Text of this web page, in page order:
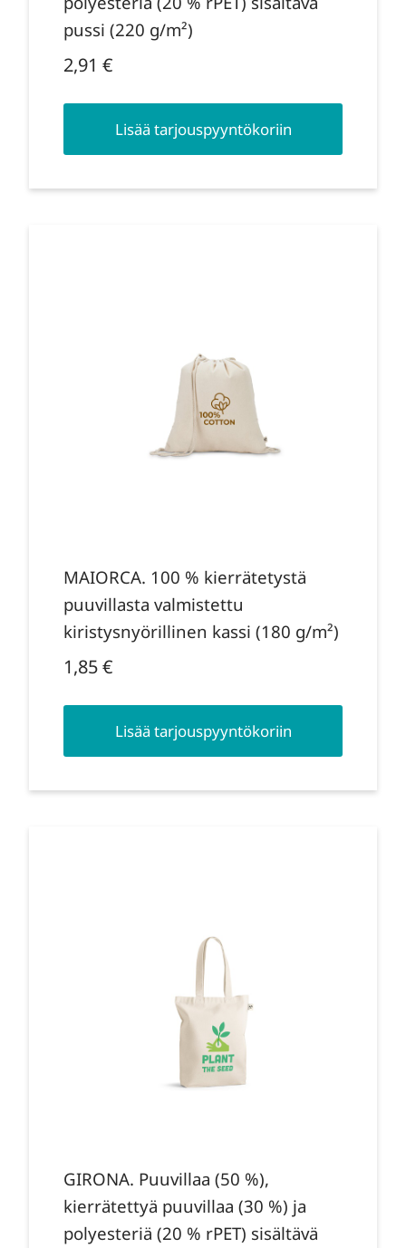
pussi (220 g/m²)
2,91 €
Lisää tarjouspyyntökoriin
MAIORCA. 100 % kierrätetystä
puuvillasta valmistettu
kiristysnyörillinen kassi (180 g/m²)
1,85€
Lisää tarjouspyyntökoriin
GIRONA. Puuvillaa (50 %),
kierrätettyä puuvillaa (30 %) ja
polyesteriä (20 % rPET) sisältävä